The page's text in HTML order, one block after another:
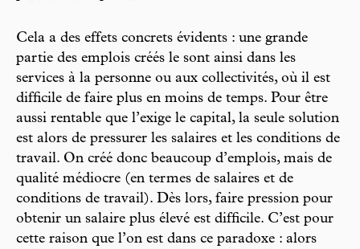
Cela a des effets concrets évidents : une grande
partie des emplois créés le sont ainsi dans les
services à la personne ou aux collectivités, où il est
difficile de faire plus en moins de temps. Pour être
aussi rentable que l’exige le capital, la seule solution
est alors de pressurer les salaires et les conditions de
travail. On créé donc beaucoup d’emplois, mais de
qualité médiocre (en termes de salaires et de
conditions de travail). Dès lors, faire pression pour
obtenir un salaire plus élevé est difficile. C’est pour
cette raison que l’on est dans ce paradoxe : alors